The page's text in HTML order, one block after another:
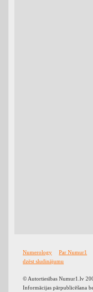
Numerology Par Numur1
dzēst sludinājumu
© Autortiesības Numur1.lv
Informācijas pārpublicēšana